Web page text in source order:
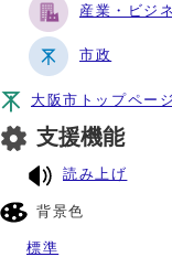
産業・ビジ
市政
大阪市トップページ
支援機能
読み上げ
背景色
標準